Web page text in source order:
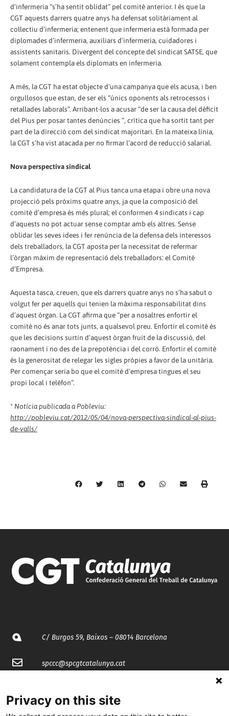
d’infermeria “s’ha sentit oblidat” pel comitè anterior. I és que la
CGT aquests darrers quatre anys ha defensat solitàriament al
col·lectiu d’infermeria; entenent que infermeria està formada per
diplomades d’infermeria, auxiliars d’infermeria, cuidadores i
assistents sanitaris. Divergent del concepte del sindicat SATSE, que
solament contempla els diplomats en infermeria.
A més, la CGT ha estat objecte d’una campanya que els acusa, i ben
orgullosos que estan, de ser els “únics oponents als retrocessos i
retallades laborals”. Arribant-los a acusar “de ser la causa del dèficit
del Pius per posar tantes denúncies “, crítica que ha sortit tant per
part de la direcció com del sindicat majoritari. En la mateixa línia,
la CGT s’ha vist atacada per no firmar l’acord de reducció salarial.
Nova perspectiva sindical
La candidatura de la CGT al Pius tanca una etapa i obre una nova
projecció pels pròxims quatre anys, ja que la composició del
comitè d’empresa és més plural; el conformen 4 sindicats i cap
d’aquests no pot actuar sense comptar amb els altres. Sense
oblidar les seves idees i fer renúncia de la defensa dels interessos
dels treballadors, la CGT aposta per la necessitat de refermar
l’òrgan màxim de representació dels treballadors: el Comitè
d’Empresa.
Aquesta tasca, creuen, que els darrers quatre anys no s’ha sabut o
volgut fer per aquells qui tenien la màxima responsabilitat dins
d’aquest òrgan. La CGT afirma que “per a nosaltres enfortir el
comitè no és anar tots junts, a qualsevol preu. Enfortir el comitè és
que les decisions surtin d’aquest òrgan fruit de la discussió, del
raonament i no des de la prepotència i del corró. Enfortir el comitè
és la generositat de relegar les sigles pròpies a favor de la unitària.
Per començar seria bo que el comitè d’empresa tingues el seu
propi local i telèfon”.
* Notícia publicada a Pobleviu:
http://pobleviu.cat/2012/05/04/nova-perspectiva-sindical-al-pius-
de-valls/
C/ Burgos 59, Baixos – 08014 Barcelona
spccc@spcgtcatalunya.cat
Privacy on this site